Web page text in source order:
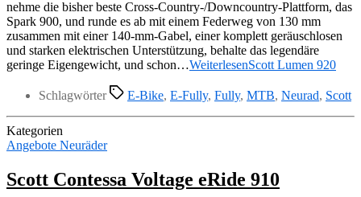
nehme die bisher beste Cross-Country-/Downcountry-Plattform, das
Spark 900, und runde es ab mit einem Federweg von 130 mm
zusammen mit einer 140-mm-Gabel, einer komplett geräuschlosen
und starken elektrischen Unterstützung, behalte das legendäre
geringe Eigengewicht, und schon…WeiterlesenScott Lumen 920
Schlagwörter E-Bike, E-Fully, Fully, MTB, Neurad, Scott
Kategorien
Angebote Neuräder
Scott Contessa Voltage eRide 910